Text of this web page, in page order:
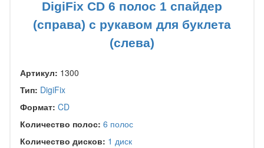
DigiFix CD 6 полос 1 спайдер
(справа) с рукавом для буклета
(слева)
Артикул: 1300
Тип: DigiFix
Формат: CD
Количество полос: 6 полос
Количество дисков: 1 диск